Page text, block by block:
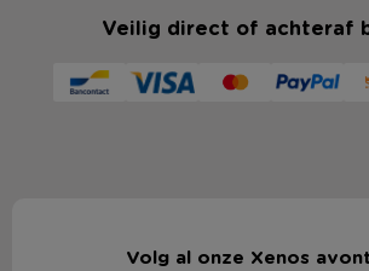
Veilig direct of achteraf
Volg al onze Xenos